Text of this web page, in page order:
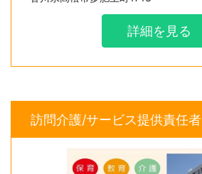
・加算金 5,000円～ 5,000円
・資格手当 0円～ 10,000円
詳細を見る
訪問介護/サービス提供責任者